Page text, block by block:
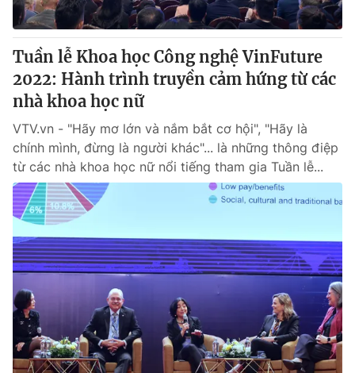
Tuần lễ Khoa học Công nghệ VinFuture
2022: Hành trình truyền cảm hứng từ các
nhà khoa học nữ
VTV.vn - "Hãy mơ lớn và nắm bắt cơ hội", "Hãy là
chính mình, đừng là người khác"... là những thông điệp
từ các nhà khoa học nữ nổi tiếng tham gia Tuần lễ...